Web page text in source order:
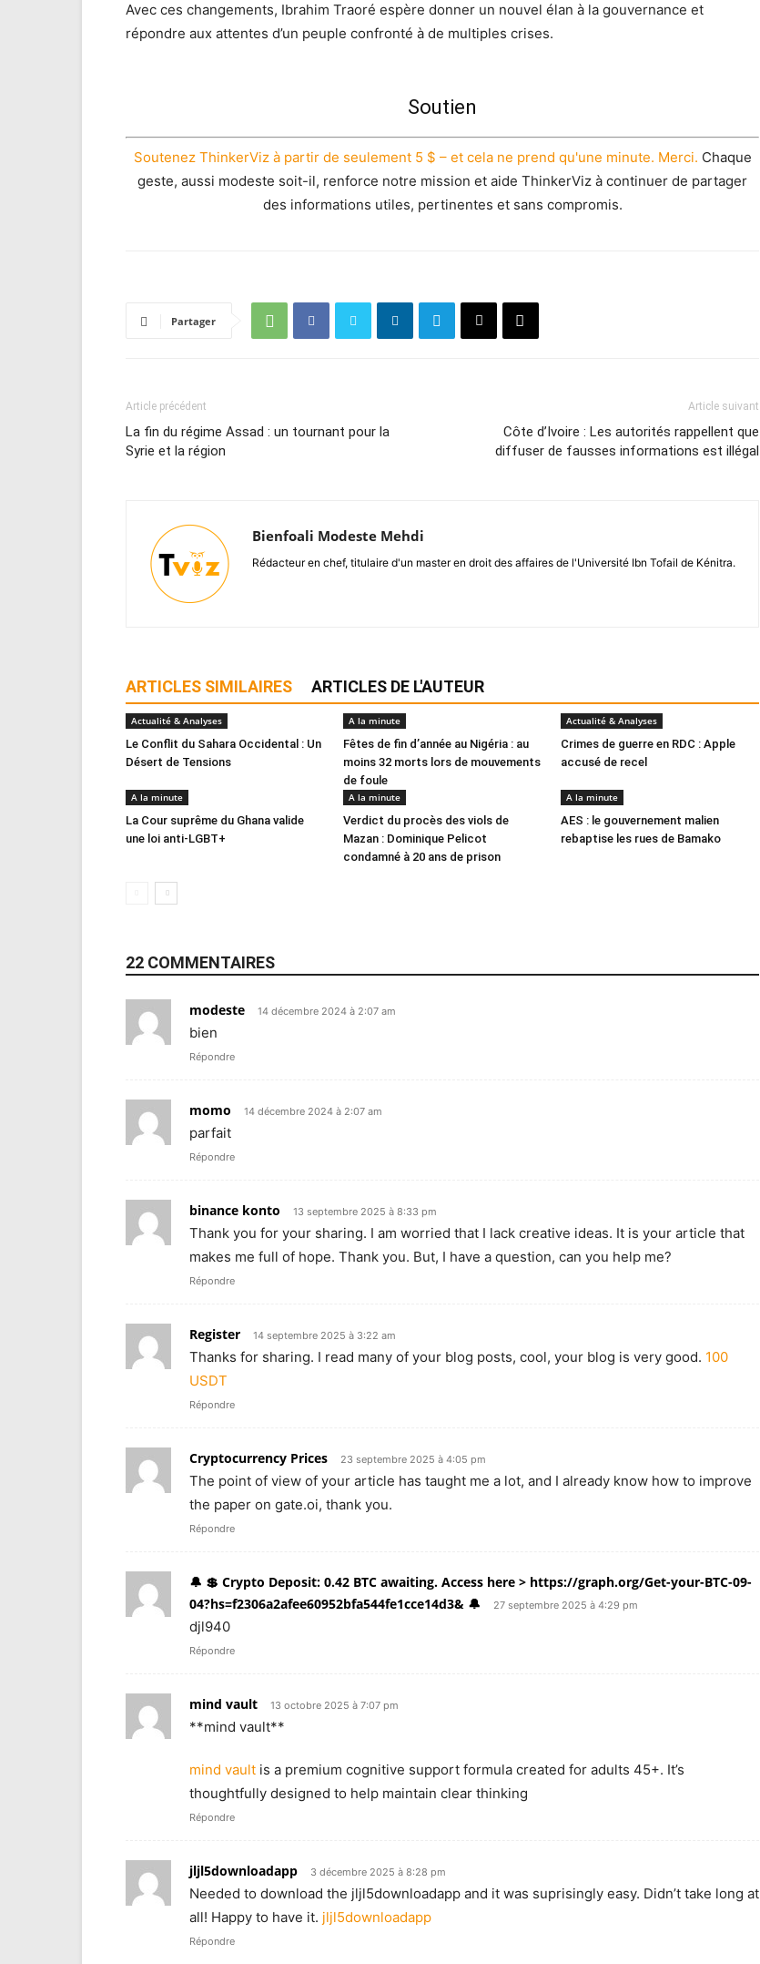
Avec ces changements, Ibrahim Traoré espère donner un nouvel élan à la gouvernance et
répondre aux attentes d’un peuple confronté à de multiples crises.
Soutien
Soutenez ThinkerViz à partir de seulement 5 $ – et cela ne prend qu'une minute. Merci. Chaque
geste, aussi modeste soit-il, renforce notre mission et aide ThinkerViz à continuer de partager
des informations utiles, pertinentes et sans compromis.
Partager
Article précédent
La fin du régime Assad : un tournant pour la
Syrie et la région
Article suivant
Côte d’Ivoire : Les autorités rappellent que
diffuser de fausses informations est illégal
Bienfoali Modeste Mehdi
Rédacteur en chef, titulaire d'un master en droit des affaires de l'Université Ibn Tofail de Kénitra.
ARTICLES SIMILAIRES ARTICLES DE L'AUTEUR
Actualité & Analyses
Le Conflit du Sahara Occidental : Un
Désert de Tensions
A la minute
Fêtes de fin d’année au Nigéria : au
moins 32 morts lors de mouvements
de foule
Actualité & Analyses
Crimes de guerre en RDC : Apple
accusé de recel
A la minute
La Cour suprême du Ghana valide
une loi anti-LGBT+
A la minute
Verdict du procès des viols de
Mazan : Dominique Pelicot
condamné à 20 ans de prison
A la minute
AES : le gouvernement malien
rebaptise les rues de Bamako
22 COMMENTAIRES
modeste 14 décembre 2024 à 2:07 am
bien
Répondre
momo 14 décembre 2024 à 2:07 am
parfait
Répondre
binance konto 13 septembre 2025 à 8:33 pm
Thank you for your sharing. I am worried that I lack creative ideas. It is your article that
makes me full of hope. Thank you. But, I have a question, can you help me?
Répondre
Register 14 septembre 2025 à 3:22 am
Thanks for sharing. I read many of your blog posts, cool, your blog is very good. 100
USDT
Répondre
Cryptocurrency Prices 23 septembre 2025 à 4:05 pm
The point of view of your article has taught me a lot, and I already know how to improve
the paper on gate.oi, thank you.
Répondre
🔔 💲 Crypto Deposit: 0.42 BTC awaiting. Access here > https://graph.org/Get-your-BTC-09-
04?hs=f2306a2afee60952bfa544fe1cce14d3& 🔔
27 septembre 2025 à 4:29 pm
djl940
Répondre
mind vault 13 octobre 2025 à 7:07 pm
**mind vault**
mind vault is a premium cognitive support formula created for adults 45+. It’s
thoughtfully designed to help maintain clear thinking
Répondre
jljl5downloadapp 3 décembre 2025 à 8:28 pm
Needed to download the jljl5downloadapp and it was suprisingly easy. Didn’t take long at
all! Happy to have it. jljl5downloadapp
Répondre